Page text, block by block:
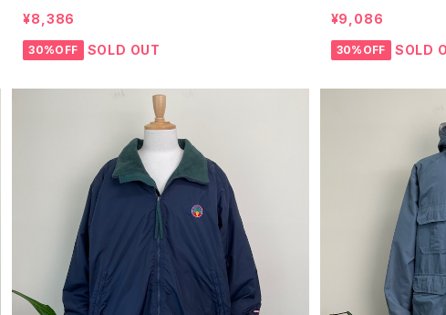
ウトドア セントジョンズベイ 80年代 90年代 ビ
ンテージ M 26010607
¥8,386
30%OFF SOLD OUT
ース ブルゾン ナイ
タグ 90年代 ビン
¥9,086
30%OFF SOLD